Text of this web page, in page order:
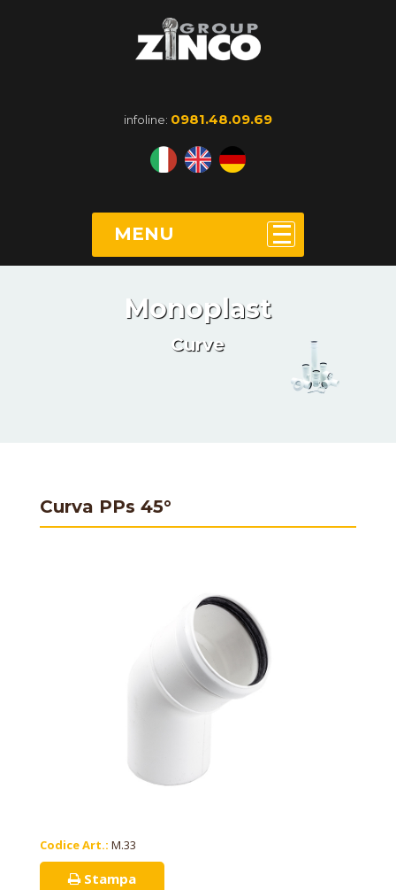
infoline: 0981.48.09.69
MENU
Monoplast
Curve
Curva PPs 45°
Codice Art.: M.33
Stampa